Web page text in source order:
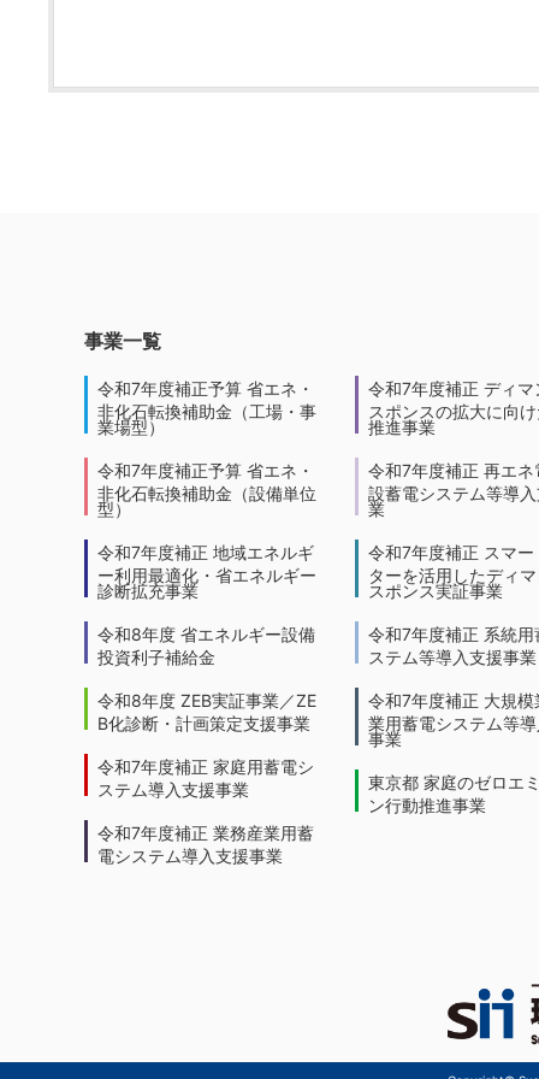
事業一覧
令和7年度補正予算 省エネ・
非化石転換補助金（工場・事
業場型）
令和7年度補正予算 省エネ・
非化石転換補助金（設備単位
型）
令和7年度補正 地域エネルギ
ー利用最適化・省エネルギー
診断拡充事業
令和8年度 省エネルギー設備
投資利子補給金
令和8年度 ZEB実証事業／ZE
B化診断・計画策定支援事業
令和7年度補正 家庭用蓄電シ
ステム導入支援事業
令和7年度補正 業務産業用蓄
電システム導入支援事業
令和7年度補正 ディマ
スポンスの拡大に向
推進事業
令和7年度補正 再エネ
設蓄電システム等導
業
令和7年度補正 スマー
ターを活用したディ
スポンス実証事業
令和7年度補正 系統用
ステム等導入支援事業
令和7年度補正 大規模
業用蓄電システム等
事業
東京都 家庭のゼロエ
ン行動推進事業